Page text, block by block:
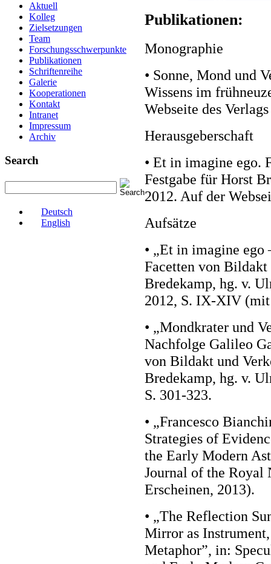
Aktuell
Kolleg
Zielsetzungen
Team
Forschungsschwerpunkte
Publikationen
Schriftenreihe
Galerie
Kooperationen
Kontakt
Intranet
Impressum
Archiv
Search
Deutsch
English
Publikationen:
Monographie
• Sonne, Mond und
Wissens im
Webseite des Verlags
Herausgeberschaft
• Et in imagine ego.
Festgabe für Horst
2012. Auf der
Aufsätze
• „Et in imagine
Facetten von Bildakt
Bredekamp, hg. v.
2012, S. IX-XIV
• „Mondkrater und
Nachfolge Galileo
von Bildakt und
Bredekamp, hg. v.
S. 301-323.
• „Francesco
Strategies of
the Early Modern
Journal of the Royal
Erscheinen, 2013).
• „The Reflection
Mirror as
Metaphor”, in: